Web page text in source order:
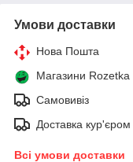
Умови доставки
Нова Пошта
Магазини Rozetka
Самовивіз
Доставка кур'єром
Всі умови доставки